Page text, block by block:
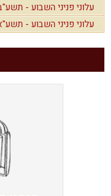
עלוני פניני השבוע -
עלוני פניני השבוע -